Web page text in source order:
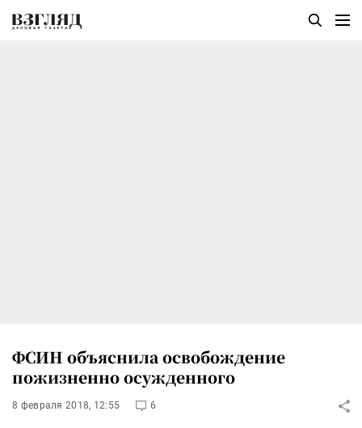
ФСИН объяснила освобождение
пожизненно осужденного
8 февраля 2018, 12:55 6